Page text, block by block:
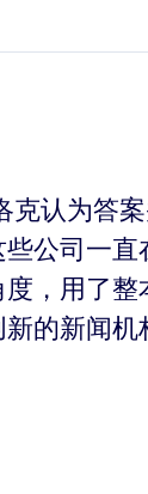
认为答
公司一
，用了
的新闻机